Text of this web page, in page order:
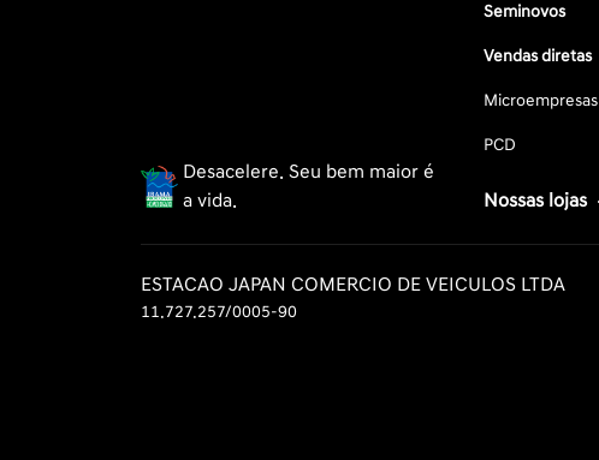
Desacelere. Seu bem maior é
a vida.
Seminovos
Vendas diretas
Microempresas
PCD
Nossas lojas
ESTACAO JAPAN COMERCIO DE VEICULOS LTDA
11.727.257/0005-90